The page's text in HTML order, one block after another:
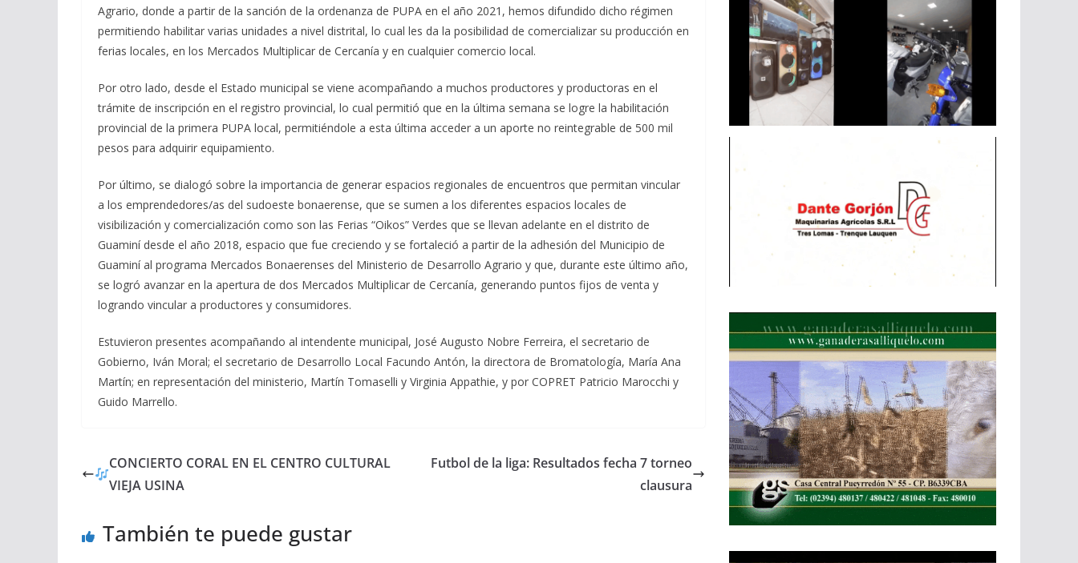
Agrario, donde a partir de la sanción de la ordenanza de PUPA en el año 2021, hemos difundido dicho régimen
permitiendo habilitar varias unidades a nivel distrital, lo cual les da la posibilidad de comercializar su producción en
ferias locales, en los Mercados Multiplicar de Cercanía y en cualquier comercio local.
Por otro lado, desde el Estado municipal se viene acompañando a muchos productores y productoras en el
trámite de inscripción en el registro provincial, lo cual permitió que en la última semana se logre la habilitación
provincial de la primera PUPA local, permitiéndole a esta última acceder a un aporte no reintegrable de 500 mil
pesos para adquirir equipamiento.
Por último, se dialogó sobre la importancia de generar espacios regionales de encuentros que permitan vincular
a los emprendedores/as del sudoeste bonaerense, que se sumen a los diferentes espacios locales de
visibilización y comercialización como son las Ferias “Oikos” Verdes que se llevan adelante en el distrito de
Guaminí desde el año 2018, espacio que fue creciendo y se fortaleció a partir de la adhesión del Municipio de
Guaminí al programa Mercados Bonaerenses del Ministerio de Desarrollo Agrario y que, durante este último año,
se logró avanzar en la apertura de dos Mercados Multiplicar de Cercanía, generando puntos fijos de venta y
logrando vincular a productores y consumidores.
Estuvieron presentes acompañando al intendente municipal, José Augusto Nobre Ferreira, el secretario de
Gobierno, Iván Moral; el secretario de Desarrollo Local Facundo Antón, la directora de Bromatología, María Ana
Martín; en representación del ministerio, Martín Tomaselli y Virginia Appathie, y por COPRET Patricio Marocchi y
Guido Marrello.
CONCIERTO CORAL EN EL CENTRO CULTURAL
VIEJA USINA
Futbol de la liga: Resultados fecha 7 torneo
clausura
También te puede gustar